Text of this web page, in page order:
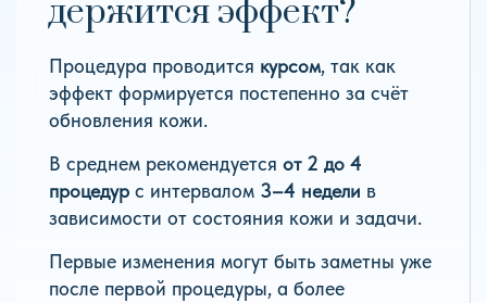
держится эффект?
Процедура проводится курсом, так как
эффект формируется постепенно за счёт
обновления кожи.
В среднем рекомендуется от 2 до 4
процедур с интервалом 3–4 недели в
зависимости от состояния кожи и задачи.
Первые изменения могут быть заметны уже
после первой процедуры, а более